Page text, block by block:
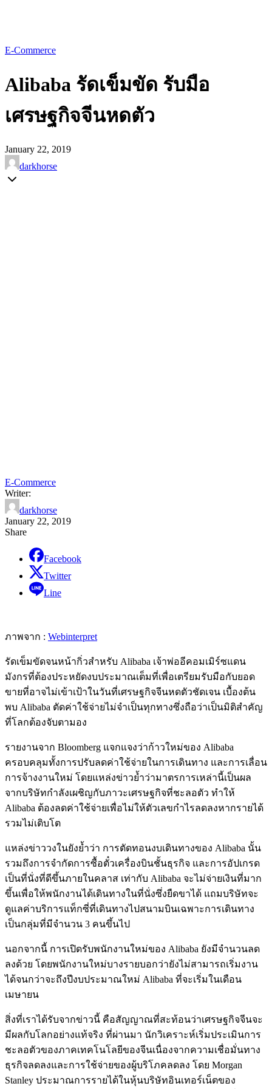
E-Commerce
Alibaba รัดเข็มขัด รับมือ
เศรษฐกิจจีนหดตัว
January 22, 2019
darkhorse
E-Commerce
Writer:
darkhorse
January 22, 2019
Share
Facebook
Twitter
Line
ภาพจาก : Webinterpret
รัดเข็มขัดจนหน้ากิ่วสำหรับ Alibaba เจ้าพ่ออีคอมเมิร์ซแดน
มังกรที่ต้องประหยัดงบประมาณเต็มที่เพื่อเตรียมรับมือกับยอด
ขายที่อาจไม่เข้าเป้าในวันที่เศรษฐกิจจีนหดตัวชัดเจน เบื้องต้น
พบ Alibaba ตัดค่าใช้จ่ายไม่จำเป็นทุกทางซึ่งถือว่าเป็นมิติสำคัญ
ที่โลกต้องจับตามอง
รายงานจาก Bloomberg แจกแจงว่าก้าวใหม่ของ Alibaba
ครอบคลุมทั้งการปรับลดค่าใช้จ่ายในการเดินทาง และการเลื่อน
การจ้างงานใหม่ โดยแหล่งข่าวย้ำว่ามาตรการเหล่านี้เป็นผล
จากบริษัทกำลังเผชิญกับภาวะเศรษฐกิจที่ชะลอตัว ทำให้
Alibaba ต้องลดค่าใช้จ่ายเพื่อไม่ให้ตัวเลขกำไรลดลงหากรายได้
รวมไม่เติบโต
แหล่งข่าววงในยังย้ำว่า การตัดทอนงบเดินทางของ Alibaba นั้น
รวมถึงการจำกัดการซื้อตั๋วเครื่องบินชั้นธุรกิจ และการอัปเกรด
เป็นที่นั่งที่ดีขึ้นภายในคลาส เท่ากับ Alibaba จะไม่จ่ายเงินที่มาก
ขึ้นเพื่อให้พนักงานได้เดินทางในที่นั่งซึ่งยืดขาได้ แถมบริษัทจะ
ดูแลค่าบริการแท็กซี่ที่เดินทางไปสนามบินเฉพาะการเดินทาง
เป็นกลุ่มที่มีจำนวน 3 คนขึ้นไป
นอกจากนี้ การเปิดรับพนักงานใหม่ของ Alibaba ยังมีจำนวนลด
ลงด้วย โดยพนักงานใหม่บางรายบอกว่ายังไม่สามารถเริ่มงาน
ได้จนกว่าจะถึงปีงบประมาณใหม่ Alibaba ที่จะเริ่มในเดือน
เมษายน
สิ่งที่เราได้รับจากข่าวนี้ คือสัญญาณที่สะท้อนว่าเศรษฐกิจจีนจะ
มีผลกับโลกอย่างแท้จริง ที่ผ่านมา นักวิเคราะห์เริ่มประเมินการ
ชะลอตัวของภาคเทคโนโลยีของจีนเนื่องจากความเชื่อมั่นทาง
ธุรกิจลดลงและการใช้จ่ายของผู้บริโภคลดลง โดย Morgan
Stanley ประมาณการรายได้ในหุ้นบริษัทอินเทอร์เน็ตของ